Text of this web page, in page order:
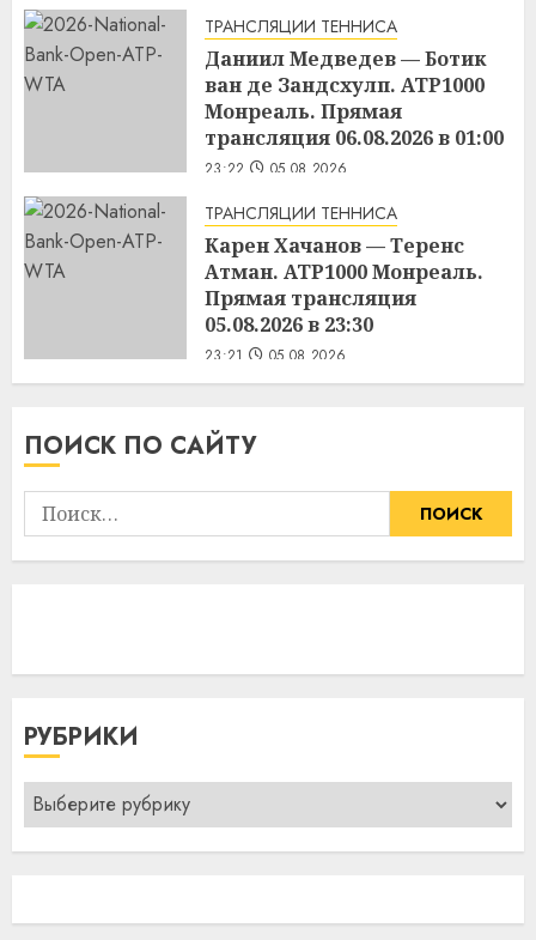
ТРАНСЛЯЦИИ ТЕННИСА
Даниил Медведев — Ботик
ван де Зандсхулп. ATP1000
Монреаль. Прямая
трансляция 06.08.2026 в 01:00
23:22 05.08.2026
ТРАНСЛЯЦИИ ТЕННИСА
Карен Хачанов — Теренс
Атман. ATP1000 Монреаль.
Прямая трансляция
05.08.2026 в 23:30
23:21 05.08.2026
ПОИСК ПО САЙТУ
Найти:
РУБРИКИ
Рубрики